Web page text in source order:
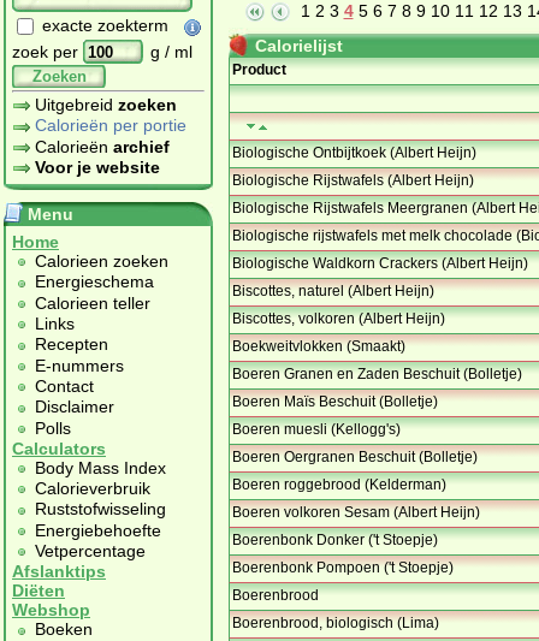
exacte zoekterm
zoek per
g / ml
Zoeken
Uitgebreid zoeken
Calorieën per portie
Calorieën archief
Voor je website
Menu
Home
Calorieen zoeken
Energieschema
Calorieen teller
Links
Recepten
E-nummers
Contact
Disclaimer
Polls
Calculators
Body Mass Index
Calorieverbruik
Ruststofwisseling
Energiebehoefte
Vetpercentage
Afslanktips
Diëten
Webshop
Boeken
1 2 3 4 5 6 7 8 9 10 11 12 13
Calorielijst
Product
Biologische Ontbijtkoek (Albert Heijn)
Biologische Rijstwafels (Albert Heijn)
Biologische Rijstwafels Meergranen (Albert
Biologische rijstwafels met melk chocolade
Biologische Waldkorn Crackers (Albert Heijn)
Biscottes, naturel (Albert Heijn)
Biscottes, volkoren (Albert Heijn)
Boekweitvlokken (Smaakt)
Boeren Granen en Zaden Beschuit (Bolletje)
Boeren Maïs Beschuit (Bolletje)
Boeren muesli (Kellogg's)
Boeren Oergranen Beschuit (Bolletje)
Boeren roggebrood (Kelderman)
Boeren volkoren Sesam (Albert Heijn)
Boerenbonk Donker ('t Stoepje)
Boerenbonk Pompoen ('t Stoepje)
Boerenbrood
Boerenbrood, biologisch (Lima)